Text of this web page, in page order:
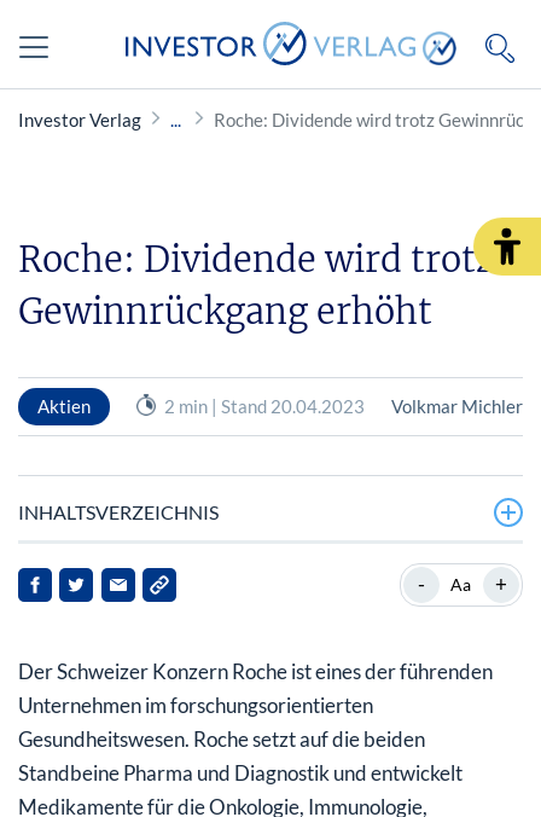
Investor Verlag Roche: Dividende wird trotz
Roche: Dividende wird trotz
Gewinnrückgang erhöht
Aktien 2 min | Stand 20.04.2023 Volkmar Michler
INHALTSVERZEICHNIS
Der Schweizer Krebs-Spezialist
Nach Ende der Pandemie Umsatzrückgang erwartet
36 Dividendenerhöhungen in Folge
Analysten sehen Kurspotenzial bis 63%
- Aa +
Der Schweizer Konzern Roche ist eines der führenden
Unternehmen im forschungsorientierten
Gesundheitswesen. Roche setzt auf die beiden
Standbeine Pharma und Diagnostik und entwickelt
Medikamente für die Onkologie, Immunologie,